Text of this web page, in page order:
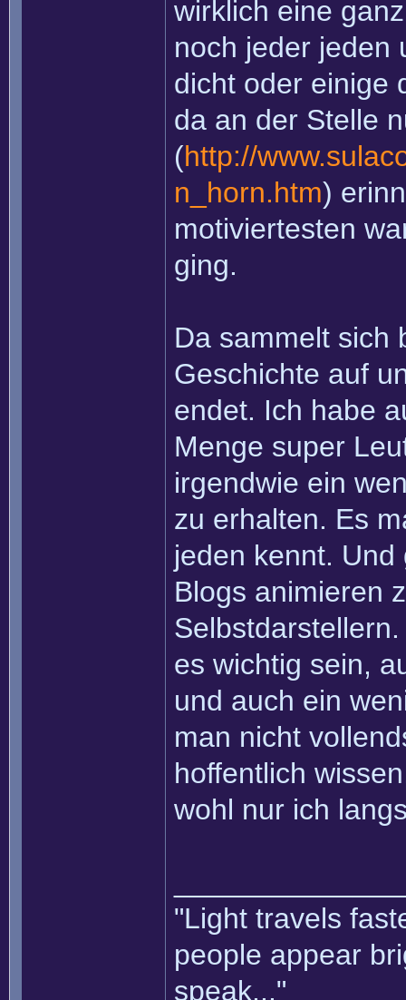
wirklich eine
noch jeder jeden
dicht oder einige
da an der Stelle
(http://
n_horn.htm)
motiviertesten
ging.
Da sammelt sich
Geschichte auf
endet. Ich habe
Menge super
irgendwie ein
zu erhalten. Es
jeden kennt.
Blogs animieren
es wichtig sein,
und auch ein
man nicht
hoffentlich
wohl nur ich
"Light travels
people appear
speak..."